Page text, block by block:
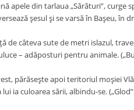
apele din tarlaua „Sărături”, curge
şesul şi se varsă în Başeu, în
de câteva sute de metri islazul,
– adăposturi pentru animale.
părăseşte apoi teritoriul moşiei
ia culoarea sării, albindu-se.